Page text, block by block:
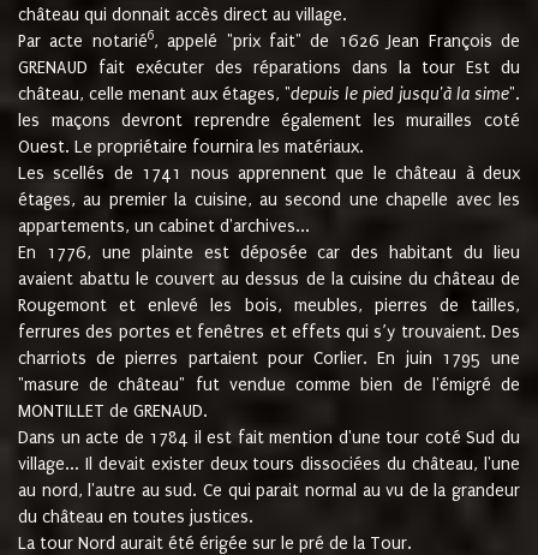
château qui donnait accès direct au village.
Par acte notarié6, appelé "prix fait" de 1626 Jean François de
GRENAUD fait exécuter des réparations dans la tour Est du
château, celle menant aux étages, "depuis le pied jusqu'à la sime".
les maçons devront reprendre également les murailles coté
Ouest. Le propriétaire fournira les matériaux.
Les scellés de 1741 nous apprennent que le château à deux
étages, au premier la cuisine, au second une chapelle avec les
appartements, un cabinet d'archives...
En 1776, une plainte est déposée car des habitant du lieu
avaient abattu le couvert au dessus de la cuisine du château de
Rougemont et enlevé les bois, meubles, pierres de tailles,
ferrures des portes et fenêtres et effets qui s’y trouvaient. Des
charriots de pierres partaient pour Corlier. En juin 1795 une
"masure de château" fut vendue comme bien de l'émigré de
MONTILLET de GRENAUD.
Dans un acte de 1784 il est fait mention d'une tour coté Sud du
village... Il devait exister deux tours dissociées du château, l'une
au nord, l'autre au sud. Ce qui parait normal au vu de la grandeur
du château en toutes justices.
La tour Nord aurait été érigée sur le pré de la Tour.